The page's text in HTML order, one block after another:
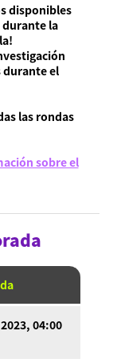
disponibles
la
durante el
las rondas
sobre el
04:00